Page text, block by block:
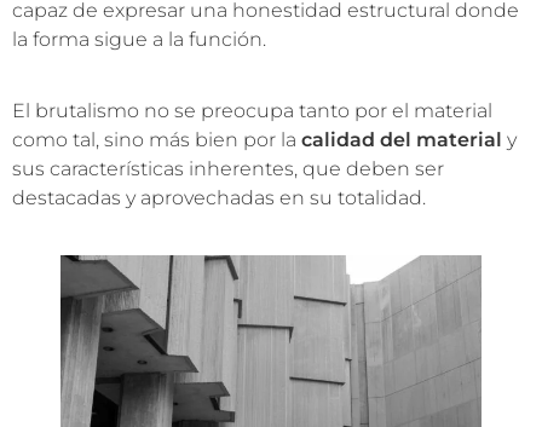
capaz de expresar una honestidad estructural donde
la forma sigue a la función.
El brutalismo no se preocupa tanto por el material
como tal, sino más bien por la calidad del material y
sus características inherentes, que deben ser
destacadas y aprovechadas en su totalidad.